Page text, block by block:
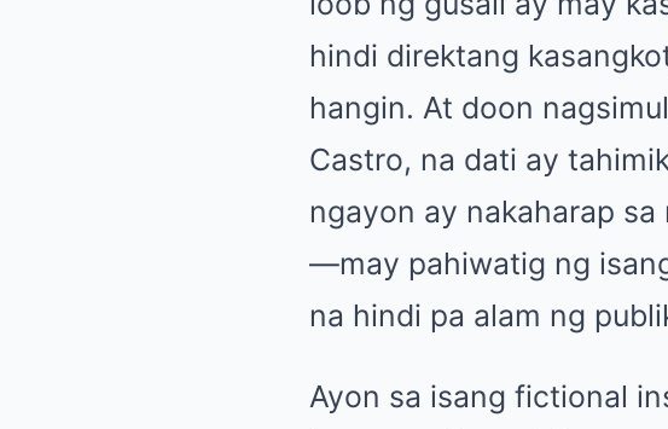
hindi direktang
hangin. At doon
Castro, na dati ay
ngayon ay nakaharap
—may pahiwatig ng
na hindi pa alam ng
Ayon sa isang fictional